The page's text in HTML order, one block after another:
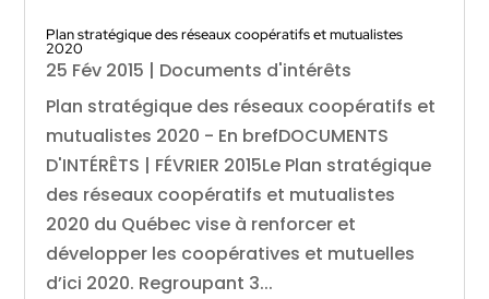
Plan stratégique des réseaux coopératifs et mutualistes
2020
25 Fév 2015 | Documents d'intérêts
Plan stratégique des réseaux coopératifs et
mutualistes 2020 - En brefDOCUMENTS
D'INTÉRÊTS | FÉVRIER 2015Le Plan stratégique
des réseaux coopératifs et mutualistes
2020 du Québec vise à renforcer et
développer les coopératives et mutuelles
d’ici 2020. Regroupant 3...